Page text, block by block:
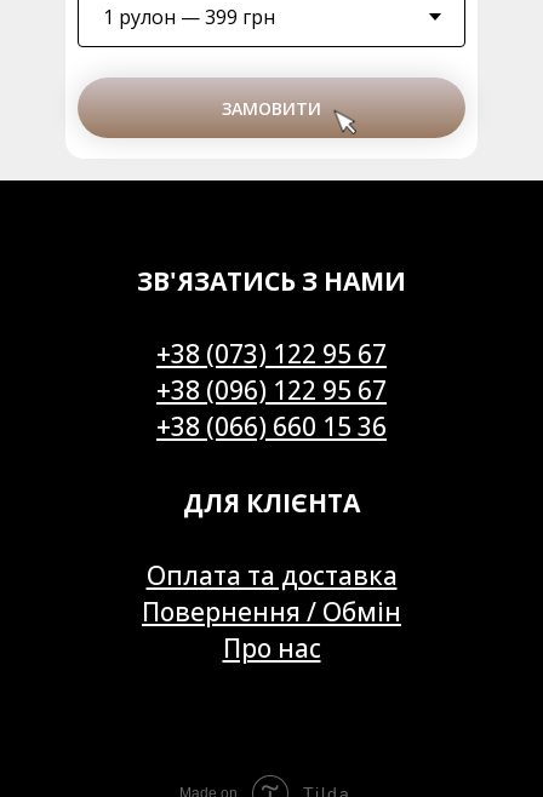
ЗАМОВИТИ
ЗВ'ЯЗАТИСЬ З НАМИ
+38 (073) 122 95 67
+38 (096) 122 95 67
+38 (066) 660 15 36
ДЛЯ КЛІЄНТА
Оплата та доставка
Повернення / Обмін
Про нас
Made on